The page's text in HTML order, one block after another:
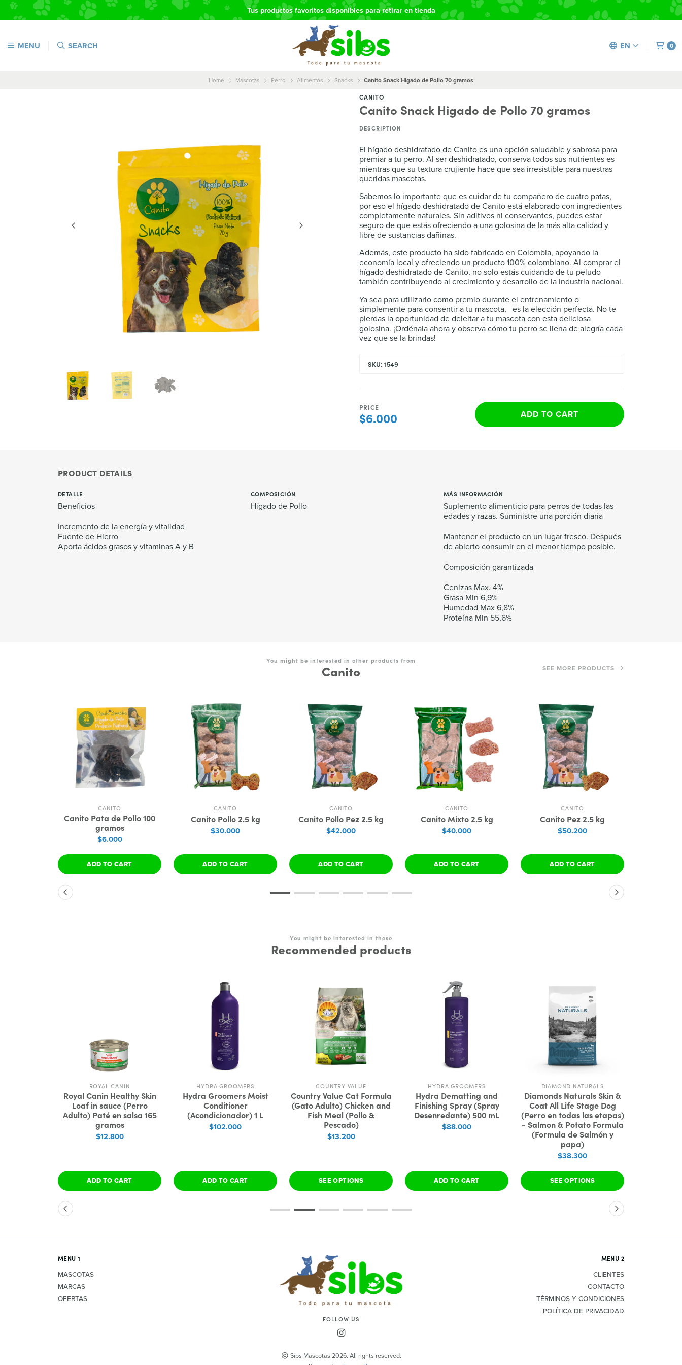
MENU SEARCH EN 0
Tus productos favoritos disponibles para retirar en tienda
Home Mascotas Perro Alimentos Snacks
Canito Snack Higado de Pollo 70 gramos
CANITO
Canito Snack Higado de Pollo 70 gramos
DESCRIPTION
El hígado deshidratado de Canito es una opción saludable y sabrosa para
premiar a tu perro. Al ser deshidratado, conserva todos sus nutrientes es
mientras que su textura crujiente hace que sea irresistible para nuestras
queridas mascotas.
Sabemos lo importante que es cuidar de tu compañero de cuatro patas,
por eso el hígado deshidratado de Canito está elaborado con ingredientes
completamente naturales. Sin aditivos ni conservantes, puedes estar
seguro de que estás ofreciendo a una golosina de la más alta calidad y
libre de sustancias dañinas.
Además, este producto ha sido fabricado en Colombia, apoyando la
economía local y ofreciendo un producto 100% colombiano. Al comprar el
hígado deshidratado de Canito, no solo estás cuidando de tu peludo
también contribuyendo al crecimiento y desarrollo de la industria nacional.
Ya sea para utilizarlo como premio durante el entrenamiento o
simplemente para consentir a tu mascota, es la elección perfecta. No te
pierdas la oportunidad de deleitar a tu mascota con esta deliciosa
golosina. ¡Ordénala ahora y observa cómo tu perro se llena de alegría cada
vez que se la brindas!
SKU: 1549
PRICE
$6.000 ADD TO CART
PRODUCT DETAILS
DETALLE
Beneficios
Incremento de la energía y vitalidad
Fuente de Hierro
Aporta ácidos grasos y vitaminas A y B
COMPOSICIÓN
Hígado de Pollo
MÁS INFORMACIÓN
Suplemento alimenticio para perros de todas las
edades y razas. Suministre una porción diaria
Mantener el producto en un lugar fresco. Después
de abierto consumir en el menor tiempo posible.
Composición garantizada
Cenizas Max. 4%
Grasa Min 6,9%
Humedad Max 6,8%
Proteína Min 55,6%
You might be interested in other products from
Canito SEE MORE PRODUCTS
CANITO
Canito Pata de Pollo 100
gramos
$6.000
ADD TO CART
CANITO
Canito Pollo 2.5 kg
$30.000
ADD TO CART
CANITO
Canito Pollo Pez 2.5 kg
$42.000
ADD TO CART
CANITO
Canito Mixto 2.5 kg
$40.000
ADD TO CART
CANITO
Canito Pez 2.5 kg
$50.200
ADD TO CART
You might be interested in these
Recommended products
ROYAL CANIN
Royal Canin Healthy Skin
Loaf in sauce (Perro
Adulto) Paté en salsa 165
gramos
$12.800
ADD TO CART
HYDRA GROOMERS
Hydra Groomers Moist
Conditioner
(Acondicionador) 1 L
$102.000
ADD TO CART
COUNTRY VALUE
Country Value Cat Formula
(Gato Adulto) Chicken and
Fish Meal (Pollo &
Pescado)
$13.200
SEE OPTIONS
HYDRA GROOMERS
Hydra Dematting and
Finishing Spray (Spray
Desenredante) 500 mL
$88.000
ADD TO CART
DIAMOND NATURALS
Diamonds Naturals Skin &
Coat All Life Stage Dog
(Perro en todas las etapas)
- Salmon & Potato Formula
(Formula de Salmón y
papa)
$38.300
SEE OPTIONS
FOLLOW US
Sibs Mascotas 2026. All rights reserved.
MENU 1
MASCOTAS
MARCAS
OFERTAS
MENU 2
CLIENTES
CONTACTO
TÉRMINOS Y CONDICIONES
POLÍTICA DE PRIVACIDAD